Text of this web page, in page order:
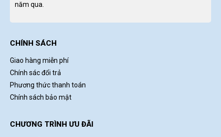
năm qua.
CHÍNH SÁCH
Giao hàng miễn phí
Chính sác đổi trả
Phương thức thanh toán
Chính sách bảo mật
CHƯƠNG TRÌNH ƯU ĐÃI